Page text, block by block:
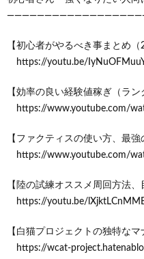
【初心者がやるべき事まとめ（
https://youtu.be/
【効率の良い経験値稼ぎ（ラン
https://www.youtube.com/
【ファクティスの使い方、最強
https://www.youtube.com/
【陸の試練オススメ周回方法
https://youtu.be/
【白猫プロジェクトの独特なマ
https://wcat-